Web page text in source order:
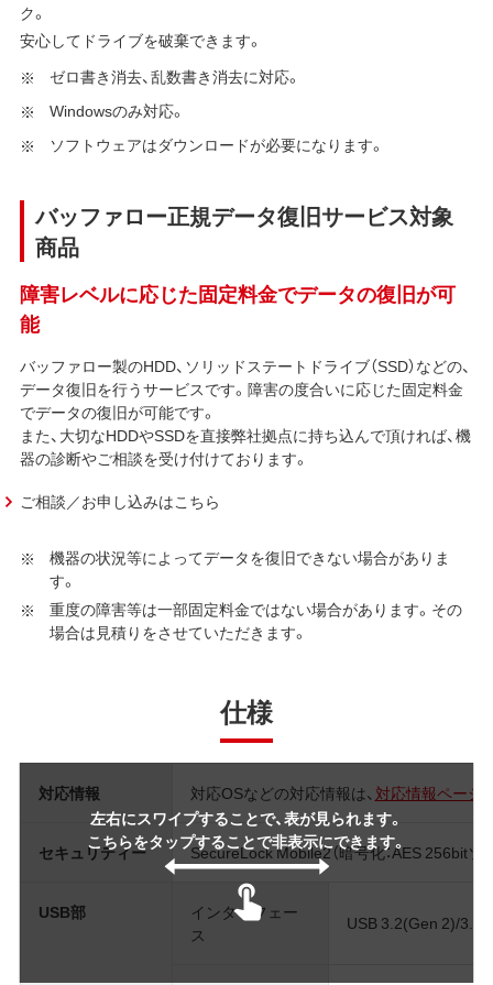
ク。
安心してドライブを破棄できます。
ゼロ書き消去、乱数書き消去に対応。
Windowsのみ対応。
ソフトウェアはダウンロードが必要になります。
バッファロー正規データ復旧サービス対象
商品
障害レベルに応じた固定料金でデータの復旧が可
能
バッファロー製のHDD、ソリッドステートドライブ（SSD）などの、
データ復旧を行うサービスです。障害の度合いに応じた固定料金
でデータの復旧が可能です。
また、大切なHDDやSSDを直接弊社拠点に持ち込んで頂ければ、機
器の診断やご相談を受け付けております。
ご相談／お申し込みはこちら
機器の状況等によってデータを復旧できない場合がありま
す。
重度の障害等は一部固定料金ではない場合があります。その
場合は見積りをさせていただきます。
仕様
左右にスワイプすることで、表が見られます。
こちらをタップすることで非表示にできます。
対応情報 対応OSなどの対応情報は、 対応情報ページ
セキュリティー SecureLock Mobile2（暗号化：AES 256bitソ
USB部
インターフェー
ス
USB 3.2(Gen 2)/